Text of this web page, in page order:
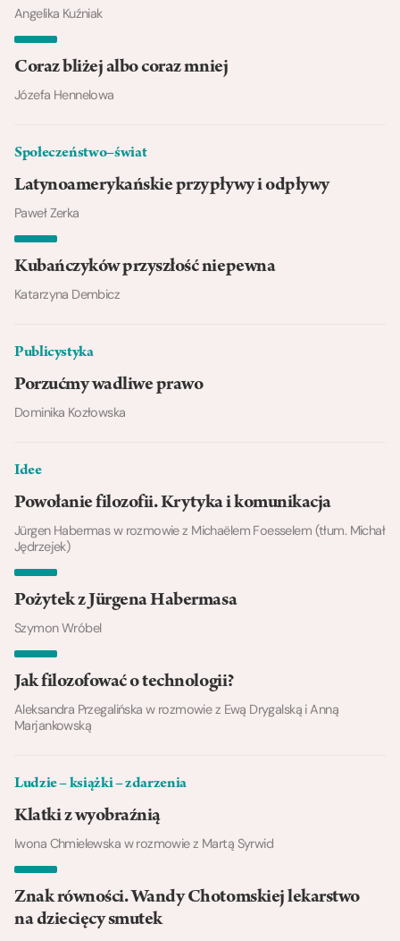
Angelika Kuźniak
Coraz bliżej albo coraz mniej
Józefa Hennelowa
Społeczeństwo–świat
Latynoamerykańskie przypływy i odpływy
Paweł Zerka
Kubańczyków przyszłość niepewna
Katarzyna Dembicz
Publicystyka
Porzućmy wadliwe prawo
Dominika Kozłowska
Idee
Powołanie filozofii. Krytyka i komunikacja
Jürgen Habermas w rozmowie z Michaëlem Foesselem (tłum. Michał
Jędrzejek)
Pożytek z Jürgena Habermasa
Szymon Wróbel
Jak filozofować o technologii?
Aleksandra Przegalińska w rozmowie z Ewą Drygalską i Anną
Marjankowską
Ludzie – książki – zdarzenia
Klatki z wyobraźnią
Iwona Chmielewska w rozmowie z Martą Syrwid
Znak równości. Wandy Chotomskiej lekarstwo
na dziecięcy smutek